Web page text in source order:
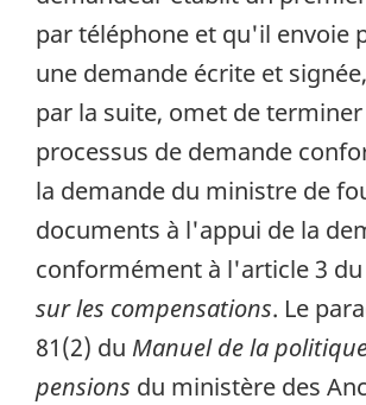
par téléphone et qu'il envoie
une demande écrite et
par la suite, omet de
processus de demande
la demande du ministre de
documents à l'appui de la
conformément à l'article 3 du
sur les compensations. Le
81(2) du Manuel de la
pensions du ministère des